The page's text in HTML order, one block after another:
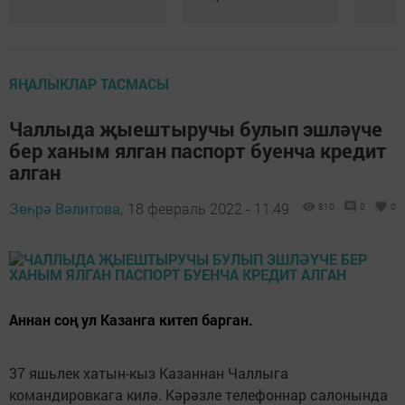
ЯҢАЛЫКЛАР ТАСМАСЫ
Чаллыда җыештыручы булып эшләүче
бер ханым ялган паспорт буенча кредит
алган
Зөһрә Вәлитова, 18 февраль 2022 - 11:49 810 0 0
Аннан соң ул Казанга китеп барган.
37 яшьлек хатын-кыз Казаннан Чаллыга
командировкага килә. Кәрәзле телефоннар салонында